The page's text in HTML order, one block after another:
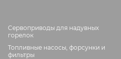
Сервоприводы для надувных
горелок
Топливные насосы, форсунки и
фильтры